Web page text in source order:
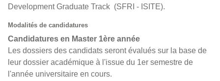
Development Graduate Track (SFRI - ISITE).
Modalités de candidatures
Candidatures en Master 1ère année
Les dossiers des candidats seront évalués sur la base de
leur dossier académique à l'issue du 1er semestre de
l'année universitaire en cours.